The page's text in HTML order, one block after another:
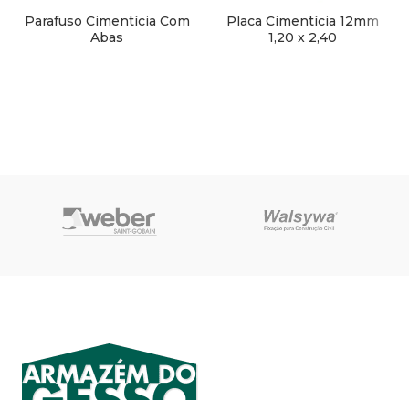
Parafuso Cimentícia Com
Abas
Placa Cimentícia 12mm
1,20 x 2,40